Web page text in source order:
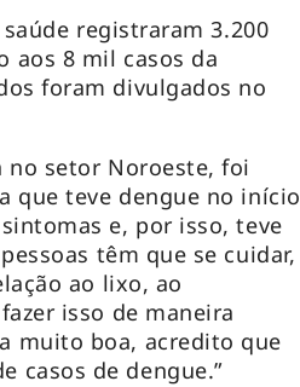
registraram 3.200
aos 8 mil casos da
foram divulgados no
no setor Noroeste, foi
que teve dengue no início
e, por isso, teve
têm que se cuidar,
ao lixo, ao
isso de maneira
muito boa, acredito que
casos de dengue.”